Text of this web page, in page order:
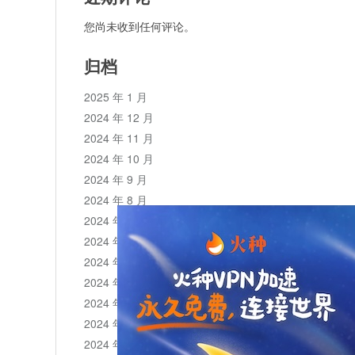
您尚未收到任何评论。
归档
2025 年 1 月
2024 年 12 月
2024 年 11 月
2024 年 10 月
2024 年 9 月
2024 年 8 月
2024 年 7 月
2024 年 6 月
2024 年 5 月
2024 年 4 月
2024 年 3 月
2024 年 2 月
2024 年 1 月